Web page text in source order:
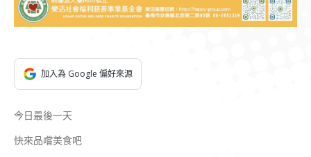
加入為 Google 偏好來源
今日最後一天
快來品嚐美食吧